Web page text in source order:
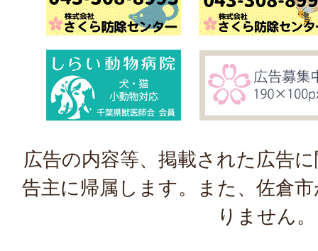
広告の内容等、掲載された広告
告主に帰属します。また、佐倉
りません。